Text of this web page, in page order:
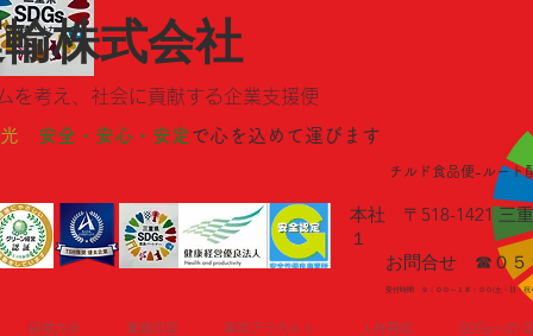
株式会社
を考え、社会に貢献する企業支援便
安全・安心・安定 ​で心を込めて運びます
チルド食品便-ルート
本社 〒518-1421 三
１
お問合せ ☎０５９
受付時間 ９：００～１８：００(土・日・祝
経営方針 業務内容 車両アラカルト 人材育成 SDGsへの